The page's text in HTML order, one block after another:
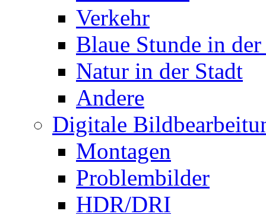
Verkehr
Blaue Stunde in
Natur in der Stadt
Andere
Digitale
Montagen
Problembilder
HDR/DRI